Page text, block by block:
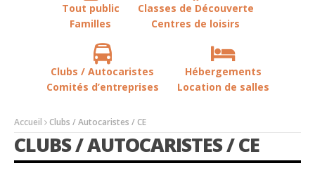
Tout public
Familles
Classes de Découverte
Centres de loisirs
Clubs / Autocaristes
Comités d’entreprises
Hébergements
Location de salles
Accueil Clubs / Autocaristes / CE
CLUBS / AUTOCARISTES / CE